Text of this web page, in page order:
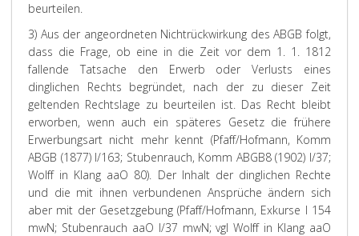
beurteilen.
3) Aus der angeordneten Nichtrückwirkung des ABGB folgt,
dass die Frage, ob eine in die Zeit vor dem 1. 1. 1812
fallende Tatsache den Erwerb oder Verlusts eines
dinglichen Rechts begründet, nach der zu dieser Zeit
geltenden Rechtslage zu beurteilen ist. Das Recht bleibt
erworben, wenn auch ein späteres Gesetz die frühere
Erwerbungsart nicht mehr kennt (Pfaff/Hofmann, Komm
ABGB (1877) I/163; Stubenrauch, Komm ABGB8(1902) I/37;
Wolffin Klang aaO 80). Der Inhalt der dinglichen Rechte
und die mit ihnen verbundenen Ansprüche ändern sich
aber mit der Gesetzgebung (Pfaff/Hofmann, Exkurse I 154
mwN; Stubenrauch aaO I/37 mwN; vglWolffin Klang aaO